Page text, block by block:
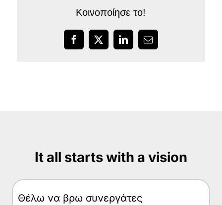
Κοινοποίησε το!
Facebook
X LinkedInEmail
It all starts with a vision
Θέλω